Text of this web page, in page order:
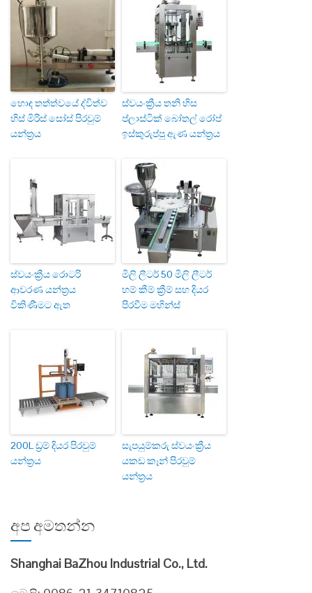
හොඳ තත්ත්වයේ ද්විත්ව
හිස් මිරිස් සෝස් පිරවුම්
යන්ත්‍රය
ස්වයංක්‍රීය තනි හිස
ප්ලාස්ටික් බෝතල් රෝප්
ඉස්කුරුප්පු ඇණ යන්ත්‍රය
ස්වයංක්‍රීය රොටරි
ආවරණ යන්ත්‍රය
විකිණීමට ඇත
මිලි ලීටර් 50 මිලි ලීටර්
හම් කීම් ක්‍රීම් සහ දියර
පිරවීම මහින්ස්
200L ඩ්‍රම් දියර පිරවුම්
යන්ත්‍රය
සැපයුම්කරු ස්වයංක්‍රීය
යකඩ කෑන් පිරවුම්
යන්ත්‍රය
අප අමතන්න
Shanghai BaZhou Industrial Co., Ltd.